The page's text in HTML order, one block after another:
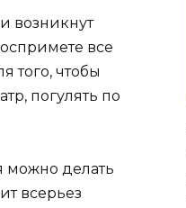
возникнут
все
того, чтобы
погулять по
можно делать
всерьез